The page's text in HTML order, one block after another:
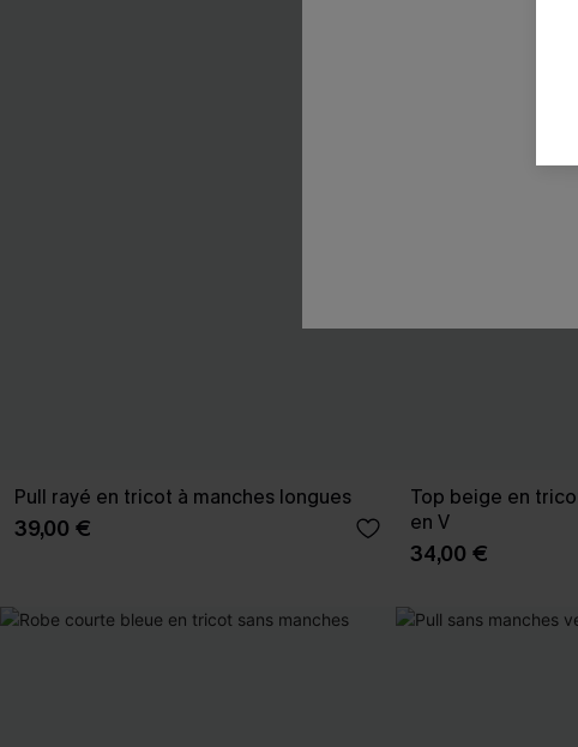
Pull rayé en tricot à manches longues
39,00 €
Top beige en
en V
34,00 €